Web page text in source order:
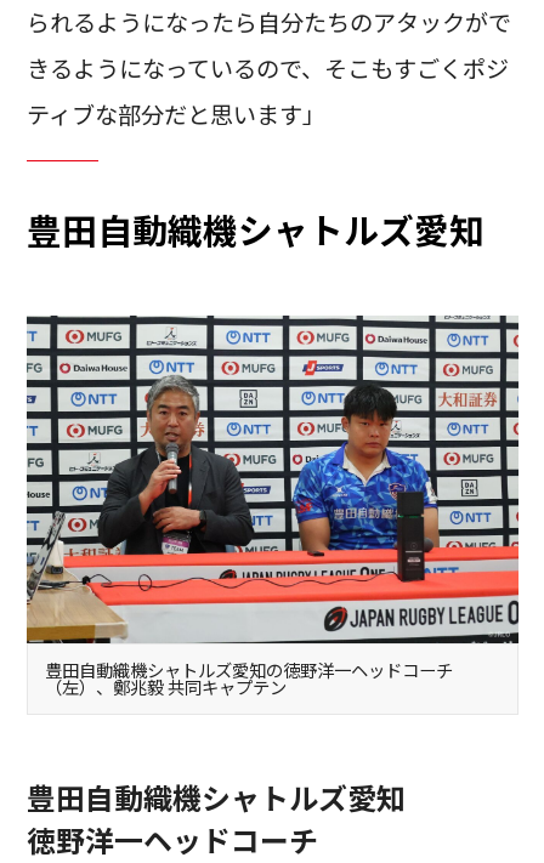
られるようになったら自分たちのアタックがで
きるようになっているので、そこもすごくポジ
ティブな部分だと思います」
豊田自動織機シャトルズ愛知
豊田自動織機シャトルズ愛知の徳野洋一ヘッドコーチ
（左）、鄭兆毅 共同キャプテン
豊田自動織機シャトルズ愛知
徳野洋一ヘッドコーチ